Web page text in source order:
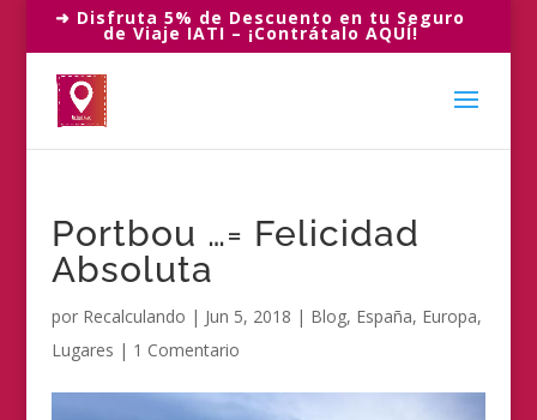
➜ Disfruta 5% de Descuento en tu Seguro
de Viaje IATI – ¡Contrátalo AQUÍ!
Portbou …= Felicidad
Absoluta
por Recalculando | Jun 5, 2018 | Blog, España, Europa,
Lugares | 1 Comentario